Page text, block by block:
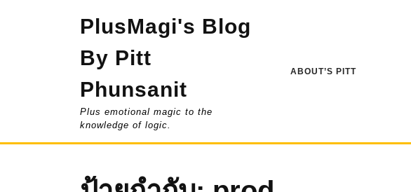
PlusMagi's Blog
By Pitt
Phunsanit
Plus emotional magic to the
knowledge of logic.
ABOUT’S PITT